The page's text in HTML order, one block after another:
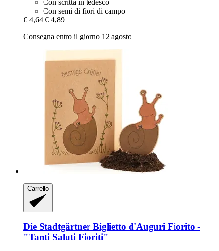
Con scritta in tedesco
Con semi di fiori di campo
€ 4,64 € 4,89
Consegna entro il giorno 12 agosto
Carrello
Die Stadtgärtner Biglietto d'Auguri Fiorito -​
"Tanti Saluti Fioriti"